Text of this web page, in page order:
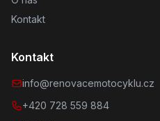
Kontakt
Kontakt
info@renovacemotocyklu.cz
+420 728 559 884